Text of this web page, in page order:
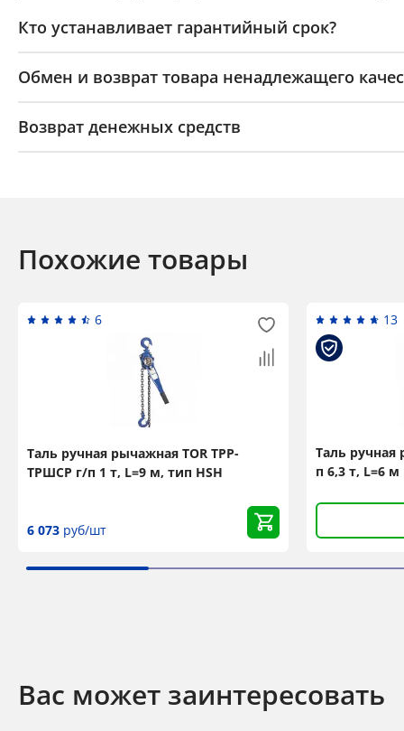
Кто устанавливает гарантийный срок?
Обмен и возврат товара ненадлежащего
Возврат денежных средств
Похожие товары
6
Таль ручная рычажная TOR ТРР-
ТРШСР г/п 1 т, L=9 м, тип HSH
6 073 руб/шт
13
Таль ручная
п 6,3 т, L=6 м
Вас может заинтересовать